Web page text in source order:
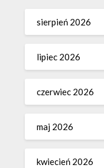
sierpień 2026
lipiec 2026
czerwiec 2026
maj 2026
kwiecień 2026